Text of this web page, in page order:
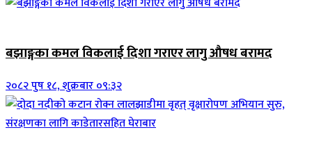
बझाङ्गका कमल विकलाई दिशा गराएर लागु औषध बरामद
२०८२ पुष १८, शुक्रबार ०९:३२